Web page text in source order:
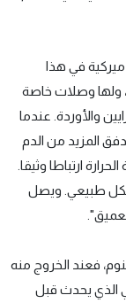
في هذا
ولها وصلات خاصة
والأوردة. عندما
المزيد من الدم
ارتباطا وثيقا.
طبيعي. ويصل
فعند الخروج منه
الذي يحدث قبل